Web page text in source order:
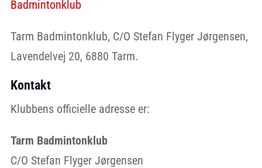
Badmintonklub
Tarm Badmintonklub, C/O Stefan Flyger Jørgensen,
Lavendelvej 20, 6880 Tarm.
Kontakt
Klubbens officielle adresse er:
Tarm Badmintonklub
C/O Stefan Flyger Jørgensen